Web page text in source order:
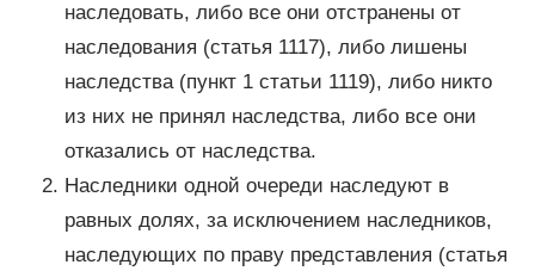
наследовать, либо все они отстранены от
наследования (статья 1117), либо лишены
наследства (пункт 1 статьи 1119), либо никто
из них не принял наследства, либо все они
отказались от наследства.
Наследники одной очереди наследуют в
равных долях, за исключением наследников,
наследующих по праву представления (статья